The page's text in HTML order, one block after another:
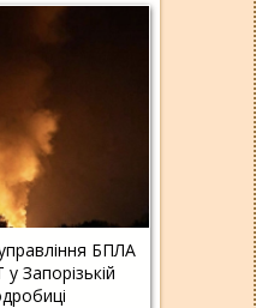
БПЛА
Запорізькій